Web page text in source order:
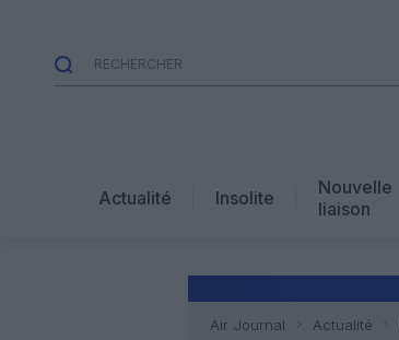
Actualité Insolite
Nouvelle
liaison
Air Journal Actualité